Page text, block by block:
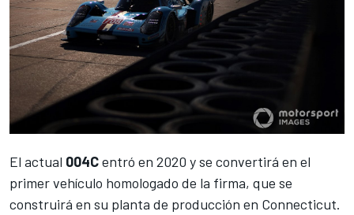
El actual 004Centró en 2020 y se convertirá en el
primer vehículo homologado de la firma, que se
construirá en su planta de producción en Connecticut.